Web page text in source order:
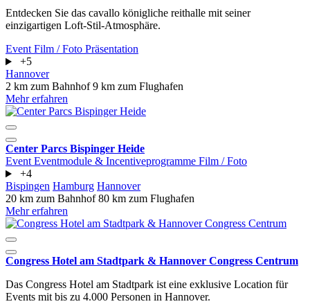
Entdecken Sie das cavallo königliche reithalle mit seiner
einzigartigen Loft-Stil-Atmosphäre.
Event Film / Foto Präsentation
+5
Hannover
2 km zum Bahnhof9 km zum Flughafen
Mehr erfahren
Center Parcs Bispinger Heide
Event Eventmodule & Incentiveprogramme Film / Foto
+4
Bispingen Hamburg Hannover
20 km zum Bahnhof80 km zum Flughafen
Mehr erfahren
Congress Hotel am Stadtpark & Hannover Congress Centrum
Das Congress Hotel am Stadtpark ist eine exklusive Location für
Events mit bis zu 4.000 Personen in Hannover.